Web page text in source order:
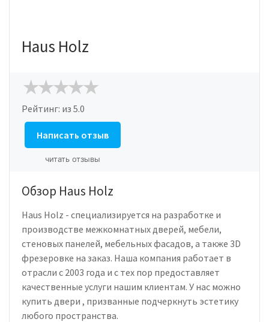
Haus Holz
Рейтинг: из 5.0
Написать отзыв
читать отзывы
Обзор Haus Holz
Haus Holz - специализируется на разработке и
производстве межкомнатных дверей, мебели,
стеновых панелей, мебельных фасадов, а также 3D
фрезеровке на заказ. Наша компания работает в
отрасли с 2003 года и с тех пор предоставляет
качественные услуги нашим клиентам. У нас можно
купить двери , призванные подчеркнуть эстетику
любого пространства.